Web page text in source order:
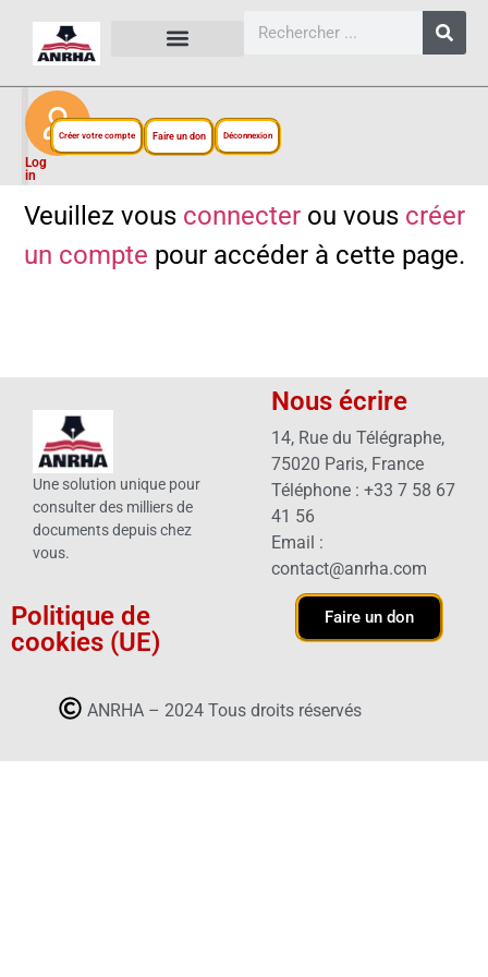
Log
in
Créer votre compte Faire un don Déconnexion
Veuillez vous connecterou vous créer
un compte pour accéder à cette page.
Une solution unique pour
consulter des milliers de
documents depuis chez
vous.
Politique de
cookies (UE)
Nous écrire
14, Rue du Télégraphe,
75020 Paris, France
Téléphone : +33 7 58 67
41 56
Email :
contact@anrha.com
Faire un don
ANRHA – 2024 Tous droits réservés